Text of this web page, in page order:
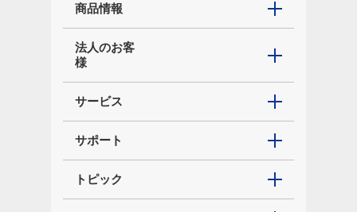
商品情報
法人のお客
様
サービス
サポート
トピック